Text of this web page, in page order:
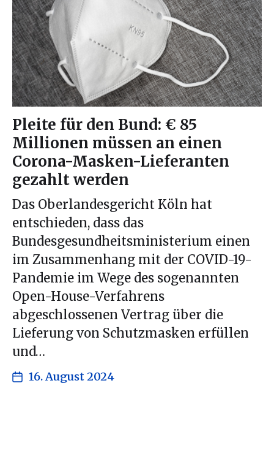
Pleite für den Bund: € 85
Millionen müssen an einen
Corona-Masken-Lieferanten
gezahlt werden
Das Oberlandesgericht Köln hat
entschieden, dass das
Bundesgesundheitsministerium einen
im Zusammenhang mit der COVID-19-
Pandemie im Wege des sogenannten
Open-House-Verfahrens
abgeschlossenen Vertrag über die
Lieferung von Schutzmasken erfüllen
und…
16. August 2024